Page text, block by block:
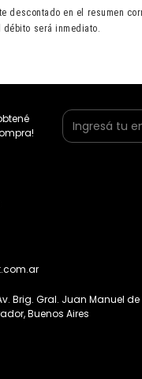
descontado en el resumen
débito será inmediato.
Brig. Gral. Juan Manuel de
Buenos Aires